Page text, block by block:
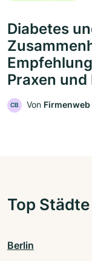
Diabetes
Praxen und
CB Von
Top Städte
Berlin